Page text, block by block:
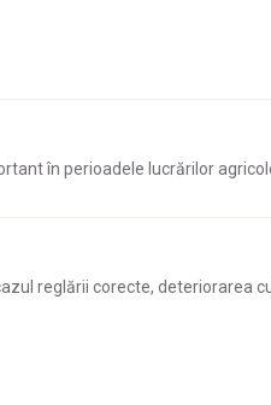
în perioadele lucrărilor
reglării corecte, deteriorarea